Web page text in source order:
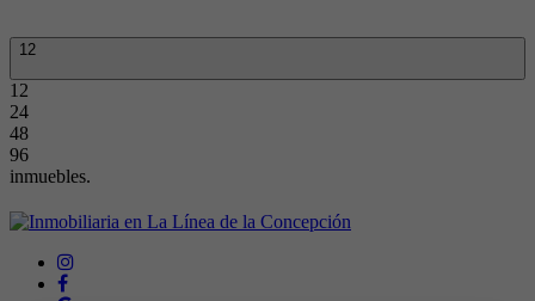
12
12
24
48
96
inmuebles.